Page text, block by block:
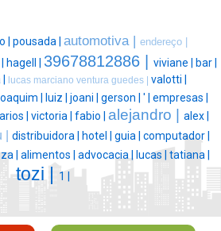
| pousada | automotiva | endereço |
hagell | 39678812886 | viviane |
bar |
lucas marciano ventura guedes | valotti |
| luiz | joani | gerson | ' | empresas |
| victoria | fabio | alejandro | alex |
distribuidora | hotel | guia | computador |
| alimentos | advocacia | lucas | tatiana |
tozi | 1 |